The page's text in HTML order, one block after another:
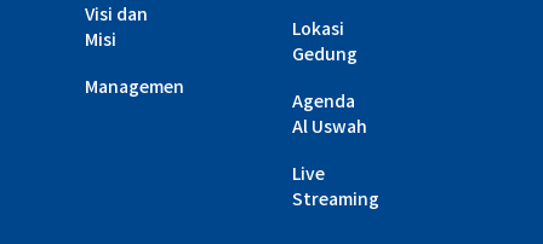
Visi dan
Misi
Managemen
Lokasi
Gedung
Agenda
Al Uswah
Live
Streaming